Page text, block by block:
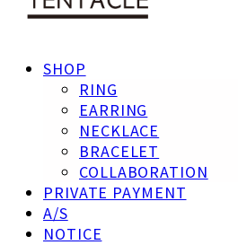
SHOP
RING
EARRING
NECKLACE
BRACELET
COLLABORATION
PRIVATE PAYMENT
A/S
NOTICE